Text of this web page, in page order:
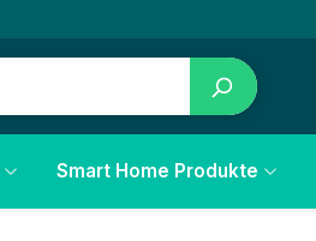
Smart Home Produkte